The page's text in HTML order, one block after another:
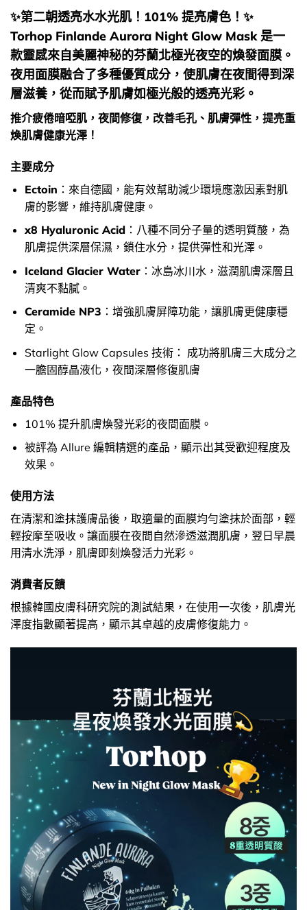
✨第二朝透亮水水光肌！101% 提亮膚色！✨
Torhop Finlande Aurora Night Glow Mask 是一
款靈感來自美麗神秘的芬蘭北極光夜空的煥發面膜。
夜用面膜融合了多種優質成分，使肌膚在夜間得到深
層滋養，從而賦予肌膚如極光般的透亮光彩。
推介疲倦暗啞肌，夜間修復，改善毛孔、肌膚彈性，提亮重
煥肌膚健康光澤！
主要成分
Ectoin ：來自德國，能有效幫助減少環境應激因素對肌
膚的影響，維持肌膚健康。
x8 Hyaluronic Acid：八種不同分子量的透明質酸，為
肌膚提供深層保濕，鎖住水分，提供彈性和光澤。
Iceland Glacier Water：冰島冰川水，滋潤肌膚深層且
清爽不黏膩。
Ceramide NP3 ：增強肌膚屏障功能，讓肌膚更健康穩
定。
Starlight Glow Capsules 技術： 成功將肌膚三大成分之
一膽固醇晶液化，夜間深層修復肌膚
產品特色
101% 提升肌膚煥發光彩的夜間面膜。
被評為 Allure 編輯精選的產品，顯示出其受歡迎程度及
效果。
使用方法
在清潔和塗抹護膚品後，取適量的面膜均勻塗抹於面部，輕
輕按摩至吸收。讓面膜在夜間自然滲透滋潤肌膚，翌日早晨
用清水洗淨，肌膚即刻煥發活力光彩。
消費者反饋
根據韓國皮膚科研究院的測試結果，在使用一次後，肌膚光
澤度指數顯著提高，顯示其卓越的皮膚修復能力。